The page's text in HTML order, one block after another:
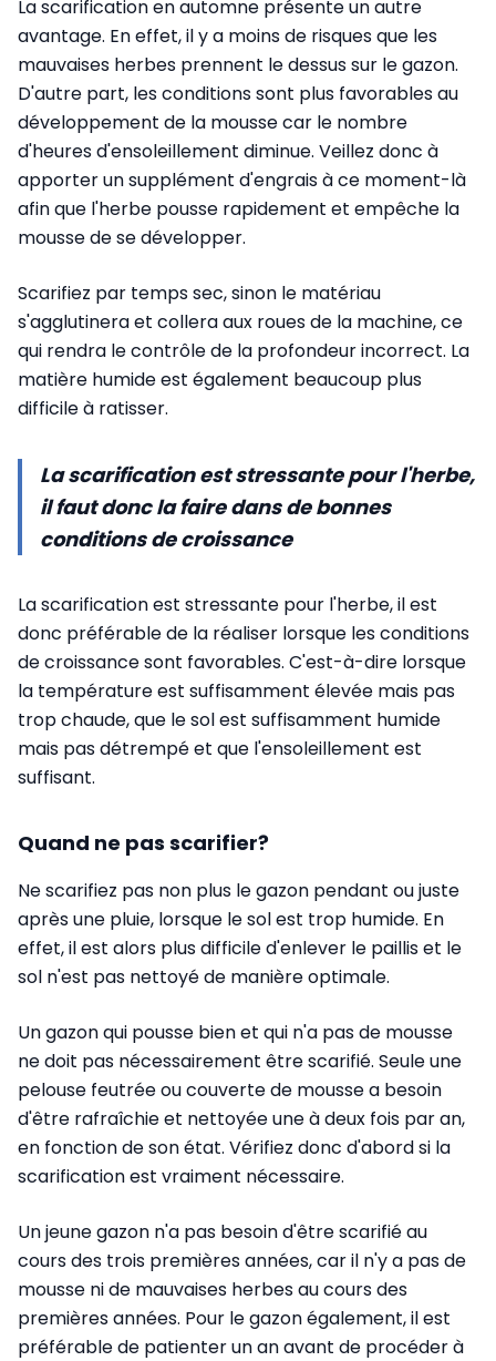
La scarification en automne présente un autre
avantage. En effet, il y a moins de risques que les
mauvaises herbes prennent le dessus sur le gazon.
D'autre part, les conditions sont plus favorables au
développement de la mousse car le nombre
d'heures d'ensoleillement diminue. Veillez donc à
apporter un supplément d'engrais à ce moment-là
afin que l'herbe pousse rapidement et empêche la
mousse de se développer.
Scarifiez par temps sec, sinon le matériau
s'agglutinera et collera aux roues de la machine, ce
qui rendra le contrôle de la profondeur incorrect. La
matière humide est également beaucoup plus
difficile à ratisser.
La scarification est stressante pour l'herbe,
il faut donc la faire dans de bonnes
conditions de croissance
La scarification est stressante pour l'herbe, il est
donc préférable de la réaliser lorsque les conditions
de croissance sont favorables. C'est-à-dire lorsque
la température est suffisamment élevée mais pas
trop chaude, que le sol est suffisamment humide
mais pas détrempé et que l'ensoleillement est
suffisant.
Quand ne pas scarifier?
Ne scarifiez pas non plus le gazon pendant ou juste
après une pluie, lorsque le sol est trop humide. En
effet, il est alors plus difficile d'enlever le paillis et le
sol n'est pas nettoyé de manière optimale.
Un gazon qui pousse bien et qui n'a pas de mousse
ne doit pas nécessairement être scarifié. Seule une
pelouse feutrée ou couverte de mousse a besoin
d'être rafraîchie et nettoyée une à deux fois par an,
en fonction de son état. Vérifiez donc d'abord si la
scarification est vraiment nécessaire.
Un jeune gazon n'a pas besoin d'être scarifié au
cours des trois premières années, car il n'y a pas de
mousse ni de mauvaises herbes au cours des
premières années. Pour le gazon également, il est
préférable de patienter un an avant de procéder à